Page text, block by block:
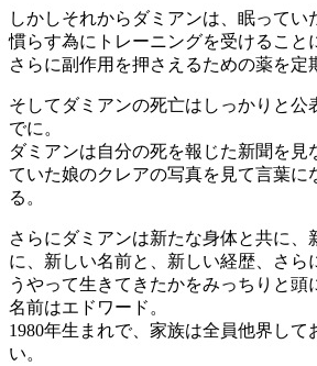
しかしそれからダミアンは、眠ってい
慣らす為にトレーニングを受けること
さらに副作用を押さえるための薬を定
そしてダミアンの死亡はしっかりと公
でに。
ダミアンは自分の死を報じた新聞を見
ていた娘のクレアの写真を見て言葉に
る。
さらにダミアンは新たな身体と共に、
に、新しい名前と、新しい経歴、さら
うやって生きてきたかをみっちりと頭
名前はエドワード。
1980年生まれで、家族は全員他界して
い。